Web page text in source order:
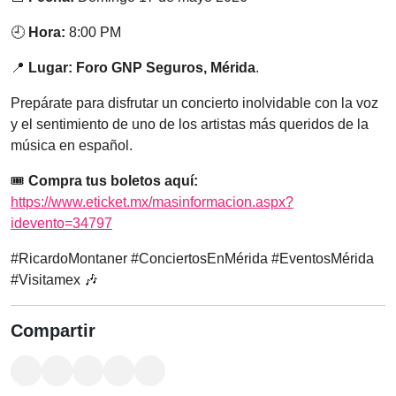
🕘 Hora: 8:00 PM
📍 Lugar: Foro GNP Seguros, Mérida.
Prepárate para disfrutar un concierto inolvidable con la voz
y el sentimiento de uno de los artistas más queridos de la
música en español.
🎟️ Compra tus boletos aquí:
https://www.eticket.mx/masinformacion.aspx?
idevento=34797
#RicardoMontaner #ConciertosEnMérida #EventosMérida
#Visitamex 🎶
Compartir